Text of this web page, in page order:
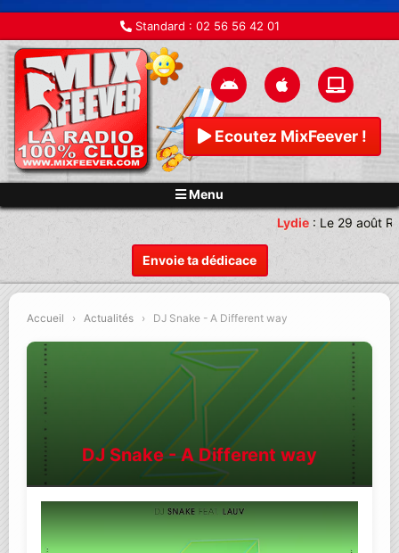
Standard : 02 56 56 42 01
Ecoutez MixFeever !
Menu
Envoie ta dédicace
Lydie: Le 29 août
Accueil › Actualités › DJ Snake - A Different way
DJ Snake - A Different way